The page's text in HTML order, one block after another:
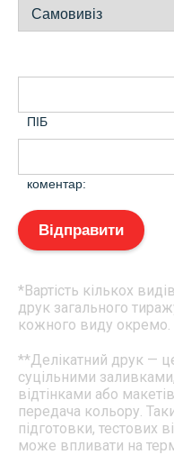
ПІБ
коментар:
Відправити
*Вартість кількох
друк загального
кожного виду окремо.
**Делікатний друк —
суцільними
відтінками або
передача кольору.
підготовки, тестових
може впливати на